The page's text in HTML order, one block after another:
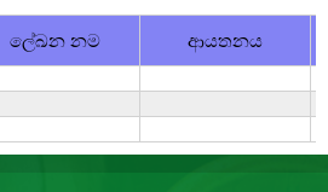
ලේඛන නම ආයතනය